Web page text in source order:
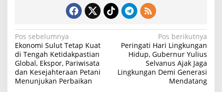
N
a
v
i
Pos sebelumnya
Ekonomi Sulut Tetap Kuat
di Tengah Ketidakpastian
Global, Ekspor, Pariwisata
dan Kesejahteraan Petani
Menunjukan Perbaikan
Pos berikutnya
Peringati Hari Lingkungan
Hidup, Gubernur Yulius
Selvanus Ajak Jaga
Lingkungan Demi Generasi
Mendatang